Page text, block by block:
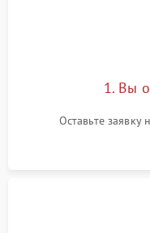
1. Вы
Оставьте